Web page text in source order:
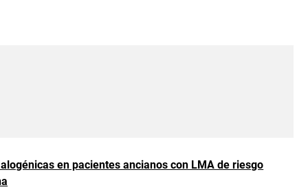
en pacientes ancianos con LMA de riesgo